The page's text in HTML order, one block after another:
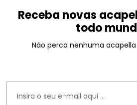
Receba novas
todo
Não perca nenhuma